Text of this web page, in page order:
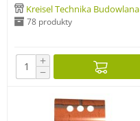
Kreisel Technika Budowlana Sp. z o.o.
78 produkty
+
−